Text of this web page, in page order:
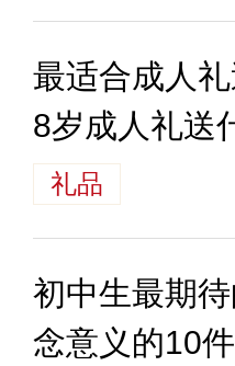
最适合成人
8岁成人礼送
礼品
初中生最期
念意义的10